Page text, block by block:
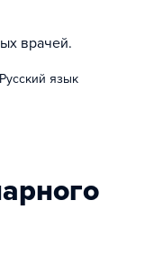
врачей.
русский язык